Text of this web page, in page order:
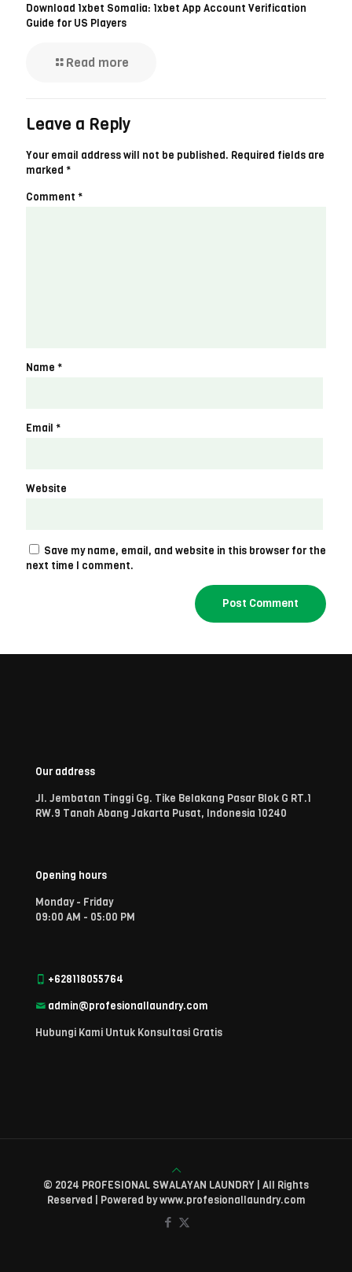
Download 1xbet Somalia: 1xbet App Account Verification
Guide for US Players
Read more
Leave a Reply
Your email address will not be published. Required fields are
marked *
Comment *
Name *
Email *
Website
Save my name, email, and website in this browser for the
next time I comment.
Our address
Jl. Jembatan Tinggi Gg. Tike Belakang Pasar Blok G RT.1
RW.9 Tanah Abang Jakarta Pusat, Indonesia 10240
Opening hours
Monday - Friday
09:00 AM - 05:00 PM
+628118055764
admin@profesionallaundry.com
Hubungi Kami Untuk Konsultasi Gratis
© 2024 PROFESIONAL SWALAYAN LAUNDRY | All Rights
Reserved | Powered by www.profesionallaundry.com